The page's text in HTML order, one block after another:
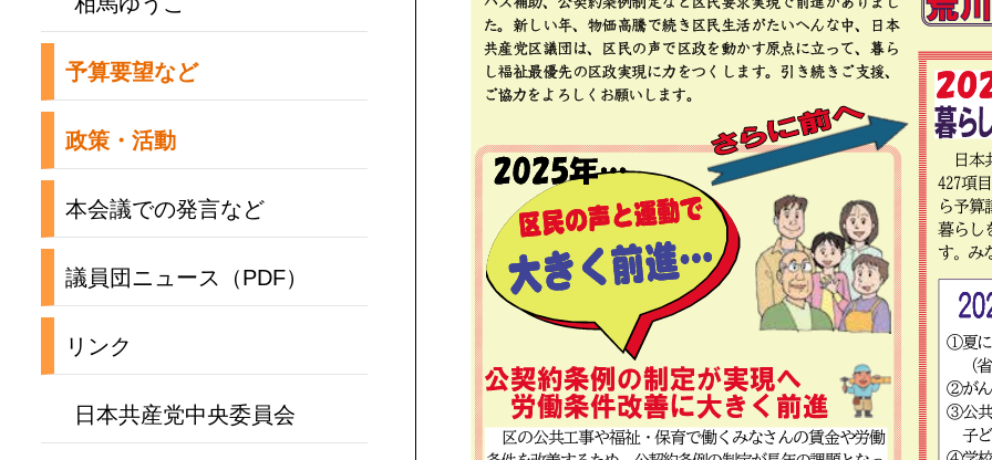
予算要望など
政策・活動
本会議での発言など
議員団ニュース（PDF）
リンク
日本共産党中央委員会